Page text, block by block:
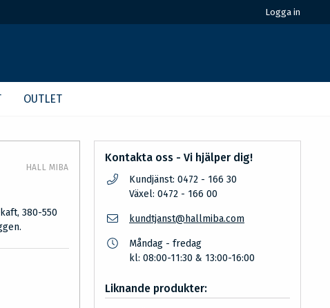
Logga in
OUTLET
HALL MIBA
380-550
Kontakta oss - Vi hjälper dig!
Kundjänst: 0472 - 166 30
Växel: 0472 - 166 00
kundtjanst@hallmiba.com
Måndag - fredag
kl: 08:00-11:30 & 13:00-16:00
Liknande produkter: